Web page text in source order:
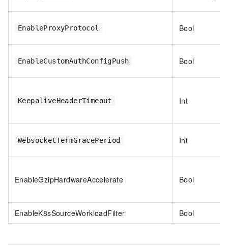
EnableProxyProtocol Bool
EnableCustomAuthConfigPush Bool
KeepaliveHeaderTimeout Int
WebsocketTermGracePeriod Int
EnableGzipHardwareAccelerate Bool
EnableK8sSourceWorkloadFilter Bool